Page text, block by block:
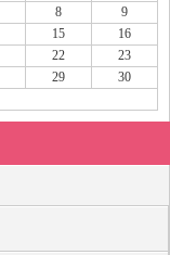
8
9
15
16
22
23
29
30